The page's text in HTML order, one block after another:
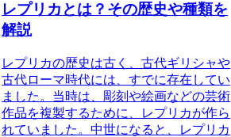
レプリカとは？その歴史や種類を
解説
レプリカの歴史は古く、古代ギリシャや
古代ローマ時代には、すでに存在してい
ました。当時は、彫刻や絵画などの芸術
作品を複製するために、レプリカが作ら
れていました。中世になると、レプリカ